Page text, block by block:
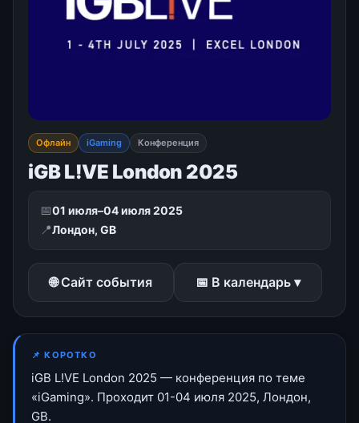
Офлайн iGaming Конференция
iGB L!VE London 2025
📅01 июля–04 июля 2025
📍Лондон, GB
🌐 Сайт события 📅 В календарь ▾
📌 КОРОТКО
iGB L!VE London 2025 — конференция по теме
«iGaming». Проходит 01-04 июля 2025, Лондон,
GB.